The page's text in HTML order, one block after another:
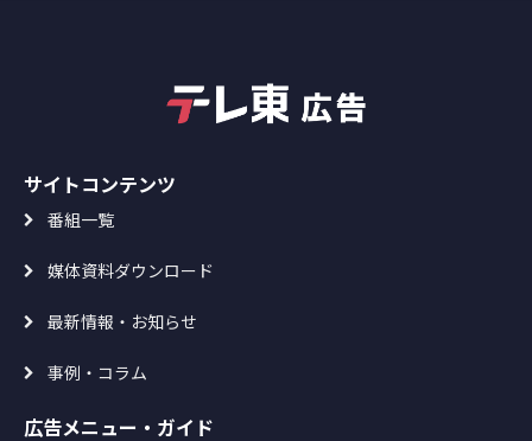
サイトコンテンツ
番組一覧
媒体資料ダウンロード
最新情報・お知らせ
事例・コラム
広告メニュー・ガイド